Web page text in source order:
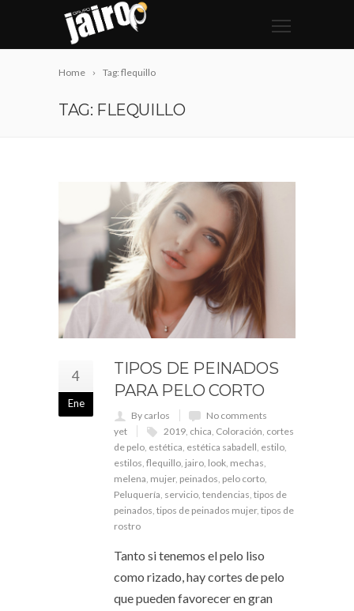
Home Tag: flequillo
TAG: FLEQUILLO
4
Ene
TIPOS DE PEINADOS
PARA PELO CORTO
By carlos
No comments
yet
2019, chica, Coloración, cortes
de pelo, estética, estética sabadell, estilo,
estilos, flequillo, jairo, look, mechas,
melena, mujer, peinados, pelo corto,
Peluquería, servicio, tendencias, tipos de
peinados, tipos de peinados mujer, tipos de
rostro
Tanto si tenemos el pelo liso
como rizado, hay cortes de pelo
que pueden favorecer en gran